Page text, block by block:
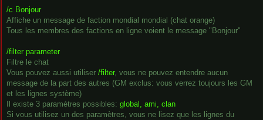
/c Bonjour
Affiche un message de faction mondial mondial (chat orange)
Tous les membres des factions en ligne voient le message "Bonjour"
/filter parameter
Filtre le chat
Vous pouvez aussi utiliser /filter, vous ne pouvez entendre aucun
message de la part des autres (GM exclus: vous verrez toujours les GM
et les lignes système)
Il existe 3 paramètres possibles: global, ami, clan
Si vous utilisez un des paramètres, vous ne lisez que les lignes du